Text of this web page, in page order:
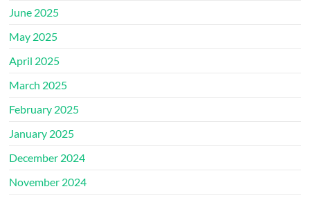
June 2025
May 2025
April 2025
March 2025
February 2025
January 2025
December 2024
November 2024